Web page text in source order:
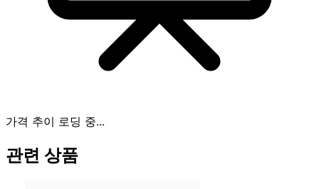
가격 추이 로딩 중...
관련 상품